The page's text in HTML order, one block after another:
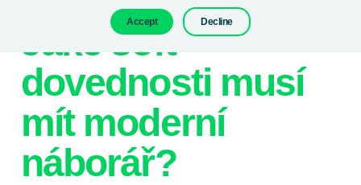
Accept Decline
Jaké soft
dovednosti musí
mít moderní
náborář?